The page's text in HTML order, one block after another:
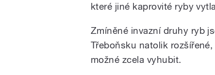
které jiné kaprovité ryby
Zmíněné invazní druhy ryb
Třeboňsku natolik
možné zcela vyhubit.